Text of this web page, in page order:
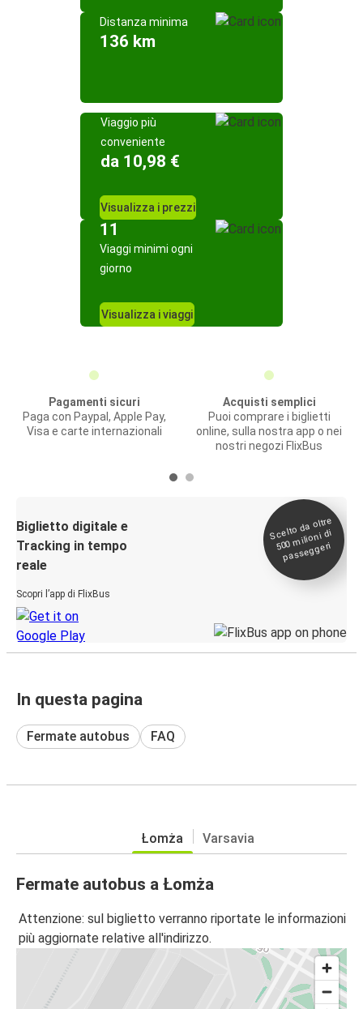
Distanza minima
136 km
Viaggio più
conveniente
da 10,98 €
Visualizza i prezzi
11
Viaggi minimi ogni
giorno
Visualizza i viaggi
Pagamenti sicuri
Paga con Paypal, Apple Pay,
Visa e carte internazionali
Acquisti semplici
Puoi comprare i biglietti
online, sulla nostra app o nei
nostri negozi FlixBus
Biglietto digitale e
Tracking in tempo
reale
Scopri l’app di FlixBus
Scelto da oltre
500
milioni di
passeggeri
In questa pagina
Fermate autobus FAQ
Łomża Varsavia
Fermate autobus a Łomża
Attenzione: sul biglietto verranno riportate le informazioni
più aggiornate relative all'indirizzo.